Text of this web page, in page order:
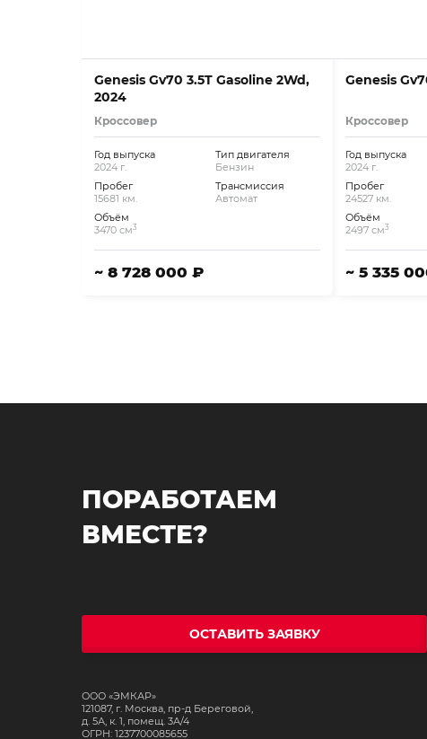
Genesis Gv70 3.5T Gasoline 2Wd,
2024
Кроссовер
Год выпуска
2024 г.
Пробег
15681 км.
Объём
3470 см3
Тип двигателя
Бензин
Трансмиссия
Автомат
~ 8 728 000 ₽
Genesis
Кроссовер
Год выпуска
2024 г.
Пробег
24527 км.
Объём
2497 см3
~ 5 335
ПОРАБОТАЕМ
ВМЕСТЕ?
ОСТАВИТЬ ЗАЯВКУ
ООО «ЭМКАР»
121087, г. Москва, пр-д Береговой,
д. 5А, к. 1, помещ. 3А/4
ОГРН: 1237700085655